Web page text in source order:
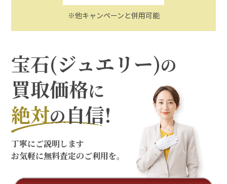
※他キャンペーンと併用可能
宝石(ジュエリー)の
買取価格に
絶対の自信!
丁寧にご説明します
お気軽に無料査定のご利用を。